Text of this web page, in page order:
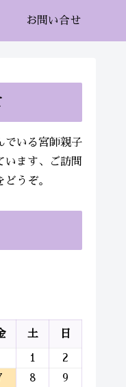
お問い合せ
でいる宮師親子
います、ご訪問
うぞ。
土 日
1
2
8
9